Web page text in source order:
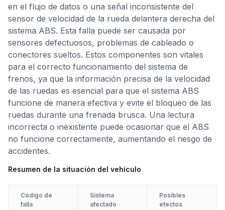
en el flujo de datos o una señal inconsistente del
sensor de velocidad de la rueda delantera derecha del
sistema ABS. Esta falla puede ser causada por
sensores defectuosos, problemas de cableado o
conectores sueltos. Estos componentes son vitales
para el correcto funcionamiento del sistema de
frenos, ya que la información precisa de la velocidad
de las ruedas es esencial para que el sistema ABS
funcione de manera efectiva y evite el bloqueo de las
ruedas durante una frenada brusca. Una lectura
incorrecta o inexistente puede ocasionar que el ABS
no funcione correctamente, aumentando el riesgo de
accidentes.
Resumen de la situación del vehículo
Código de
falla
Sistema
afectado
Posibles
efectos